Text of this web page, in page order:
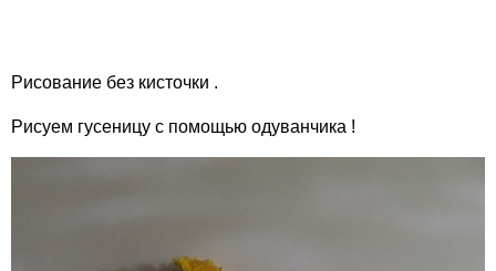
Рисование без кисточки .
Рисуем гусеницу с помощью одуванчика !